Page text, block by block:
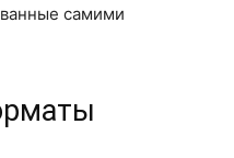
самими